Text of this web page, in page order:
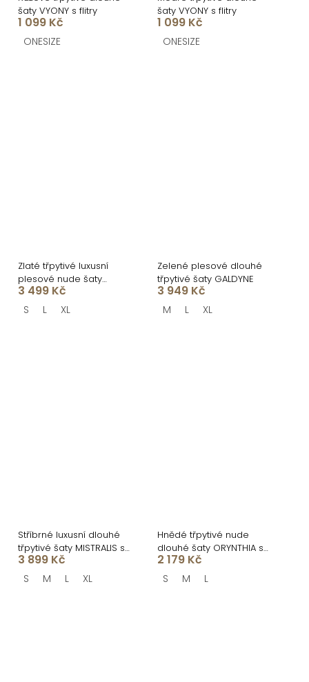
šaty VYONY s flitry
1 099 Kč
ONESIZE
šaty VYONY s flitry
1 099 Kč
ONESIZE
Zlaté třpytivé luxusní
plesové nude šaty
ROVENSA
3 499 Kč
S L XL
Zelené plesové dlouhé
třpytivé šaty GALDYNE
3 949 Kč
M L XL
Stříbrné luxusní dlouhé
třpytivé šaty MISTRALIS s
rozparkem
3 899 Kč
S M L XL
Hnědé třpytivé nude
dlouhé šaty ORYNTHIA s
kamínky
2 179 Kč
S M L